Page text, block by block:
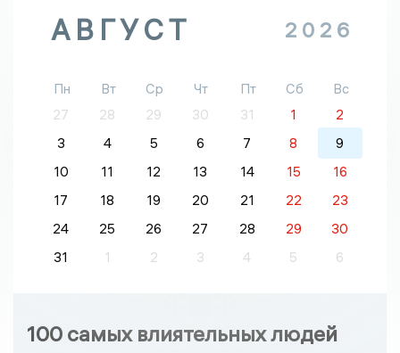
АВГУСТ 2026
Пн Вт Ср Чт Пт Сб
Вс
27
28 29 30 31 1
2
3
4 5 6 7 8
9
10
11 12 13 14 15
16
17
18 19 20 21 22
23
24
25 26 27 28 29
30
31
1 2 3 4 5 6
100 самых влиятельных людей